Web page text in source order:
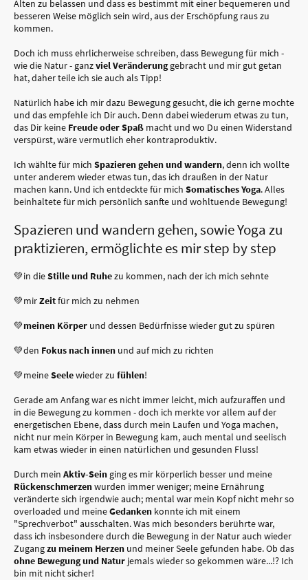
Alten zu belassen und dass es bestimmt mit einer bequemeren und
besseren Weise möglich sein wird, aus der Erschöpfung raus zu
kommen.
Doch ich muss ehrlicherweise schreiben, dass Bewegung für mich -
wie die Natur - ganzviel Veränderunggebracht und mir gut getan
hat, daher teile ich sie auch als Tipp!
Natürlich habe ich mir dazu Bewegung gesucht, die ich gerne mochte
und das empfehle ich Dir auch. Denn dabei wiederum etwas zu tun,
das Dir keine Freude oder Spaß macht und wo Du einen Widerstand
verspürst, wäre vermutlich eher kontraproduktiv.
Ich wählte für mich Spazieren gehen und wandern, denn ich wollte
unter anderem wieder etwas tun, das ich draußen in der Natur
machen kann. Und ich entdeckte für mich Somatisches Yoga. Alles
beinhaltete für mich persönlich sanfte und wohltuende Bewegung!
Spazieren und wandern gehen, sowie Yoga zu
praktizieren, ermöglichte es mir step by step
💚in dieStille und Ruhezu kommen, nach der ich mich sehnte
💚mirZeitfür mich zu nehmen
💚meinen Körper und dessen Bedürfnisse wieder gut zu spüren
💚den Fokus nach innen und auf mich zu richten
💚meineSeelewieder zu fühlen!
Gerade am Anfang war es nicht immer leicht, mich aufzuraffen und
in die Bewegung zu kommen - doch ich merkte vor allem auf der
energetischen Ebene, dass durch mein Laufen und Yoga machen,
nicht nur mein Körper in Bewegung kam, auch mental und seelisch
kam etwas wieder in einen natürlichen und gesunden Fluss!
Durch mein Aktiv-Sein ging es mir körperlich besser und meine
Rückenschmerzenwurden immer weniger; meine Ernährung
veränderte sich irgendwie auch; mental war mein Kopf nicht mehr so
overloaded und meineGedanken konnte ich mit einem
"Sprechverbot" ausschalten. Was mich besonders berührte war,
dass ich insbesondere durch die Bewegung in der Natur auch wieder
Zugangzu meinem Herzen und meiner Seele gefunden habe. Ob das
ohne Bewegung und Natur jemals wieder so gekommen wäre...!? Ich
bin mit nicht sicher!